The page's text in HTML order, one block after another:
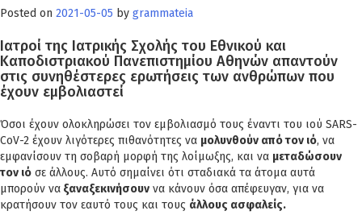
Posted on 2021-05-05 by grammateia
Ιατροί της Ιατρικής Σχολής του Εθνικού και
Καποδιστριακού Πανεπιστημίου Αθηνών απαντούν
στις συνηθέστερες ερωτήσεις των ανθρώπων που
έχουν εμβολιαστεί
Όσοι έχουν ολοκληρώσει τον εμβολιασμό τους έναντι του ιού SARS-
CoV-2 έχουν λιγότερες πιθανότητες να μολυνθούν από τον ιό, να
εμφανίσουν τη σοβαρή μορφή της λοίμωξης, και να μεταδώσουν
τον ιό σε άλλους. Αυτό σημαίνει ότι σταδιακά τα άτομα αυτά
μπορούν να ξαναξεκινήσουν να κάνουν όσα απέφευγαν, για να
κρατήσουν τον εαυτό τους και τους άλλους ασφαλείς.